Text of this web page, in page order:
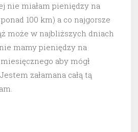
nie miałam pieniędzy na
100 km) a co najgorsze
może w najbliższych dniach
mamy pieniędzy na
aby mógł
załamana całą tą